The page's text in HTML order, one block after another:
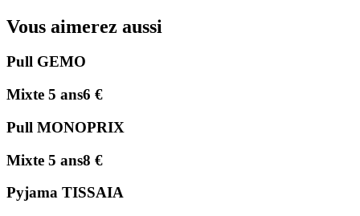
Vous aimerez aussi
Pull GEMO
Mixte 5 ans6 €
Pull MONOPRIX
Mixte 5 ans8 €
Pyjama TISSAIA